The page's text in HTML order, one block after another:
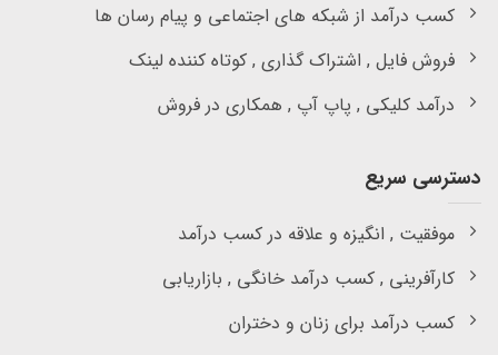
کسب درآمد از شبکه های اجتماعی و پیام رسان ها
فروش فایل , اشتراک گذاری , کوتاه کننده لینک
درآمد کلیکی , پاپ آپ , همکاری در فروش
دسترسی سریع
موفقیت , انگیزه و علاقه در کسب درآمد
کارآفرینی , کسب درآمد خانگی , بازاریابی
کسب درآمد برای زنان و دختران